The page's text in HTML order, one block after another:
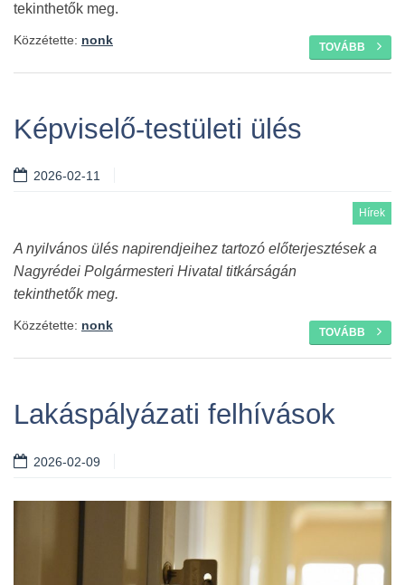
tekinthetők meg.
TOVÁBB
Közzétette: nonk
Képviselő-testületi ülés
2026-02-11
Hírek
A nyilvános ülés napirendjeihez tartozó előterjesztések a
Nagyrédei Polgármesteri Hivatal titkárságán
tekinthetők meg.
TOVÁBB
Közzétette: nonk
Lakáspályázati felhívások
2026-02-09